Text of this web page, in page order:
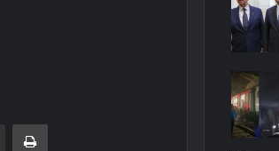
E-Posta ile paylaş Yazdır